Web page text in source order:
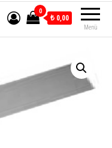
Menü
0
₺ 0,00